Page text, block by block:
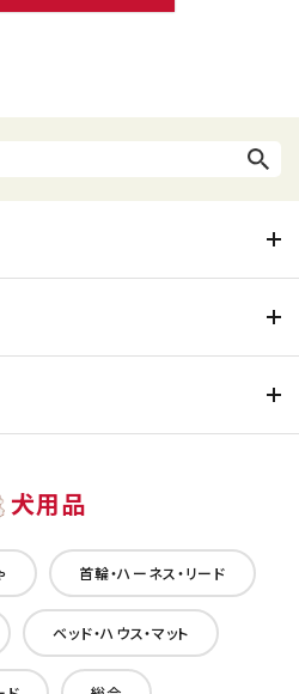
犬用品
首輪・ハーネス・リード
ベッド・ハウス・マット